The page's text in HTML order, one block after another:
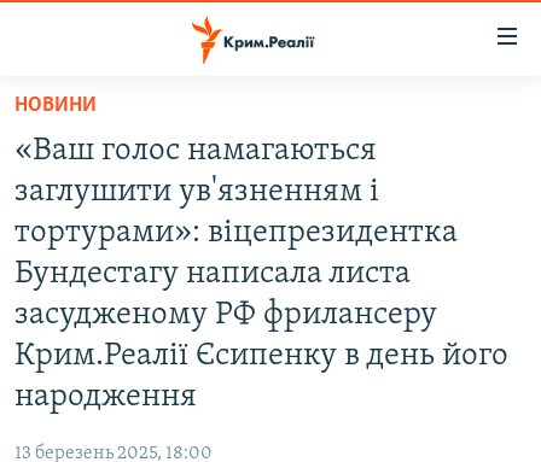
Перейти
основного
матеріалу
Перейти
до
основної
навігації
Перейти
до
пошуку
ВІДЕО ТА ФОТО
ПОЛІТИКА
БЛОГИ
ПОГЛЯД
ІНТЕРВ'Ю
НОВИНИ
«Ваш голос намагаються
заглушити ув'язненням і
тортурами»: віцепрезидентка
Бундестагу написала листа
засудженому РФ фрилансеру
Крим.Реалії Єсипенку в день його
народження
13 березень 2025, 18:00